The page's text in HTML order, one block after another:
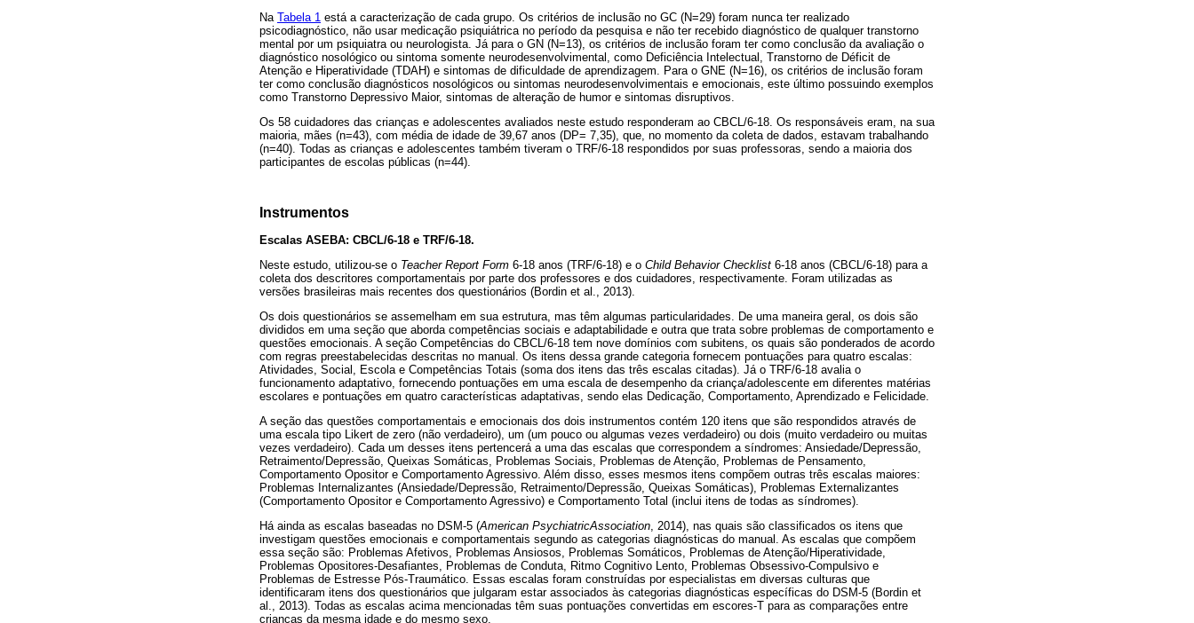
Na Tabela 1 está a caracterização de cada grupo. Os critérios de inclusão no GC (N=29) foram nunca ter realizado
psicodiagnóstico, não usar medicação psiquiátrica no período da pesquisa e não ter recebido diagnóstico de qualquer transtorno
mental por um psiquiatra ou neurologista. Já para o GN (N=13), os critérios de inclusão foram ter como conclusão da avaliação o
diagnóstico nosológico ou sintoma somente neurodesenvolvimental, como Deficiência Intelectual, Transtorno de Déficit de
Atenção e Hiperatividade (TDAH) e sintomas de dificuldade de aprendizagem. Para o GNE (N=16), os critérios de inclusão foram
ter como conclusão diagnósticos nosológicos ou sintomas neurodesenvolvimentais e emocionais, este último possuindo exemplos
como Transtorno Depressivo Maior, sintomas de alteração de humor e sintomas disruptivos.
Os 58 cuidadores das crianças e adolescentes avaliados neste estudo responderam ao CBCL/6-18. Os responsáveis eram, na sua
maioria, mães (n=43), com média de idade de 39,67 anos (DP= 7,35), que, no momento da coleta de dados, estavam trabalhando
(n=40). Todas as crianças e adolescentes também tiveram o TRF/6-18 respondidos por suas professoras, sendo a maioria dos
participantes de escolas públicas (n=44).
Instrumentos
Escalas ASEBA: CBCL/6-18 e TRF/6-18.
Neste estudo, utilizou-se o Teacher Report Form 6-18 anos (TRF/6-18) e o Child Behavior Checklist 6-18 anos (CBCL/6-18) para a
coleta dos descritores comportamentais por parte dos professores e dos cuidadores, respectivamente. Foram utilizadas as
versões brasileiras mais recentes dos questionários (Bordin et al., 2013).
Os dois questionários se assemelham em sua estrutura, mas têm algumas particularidades. De uma maneira geral, os dois são
divididos em uma seção que aborda competências sociais e adaptabilidade e outra que trata sobre problemas de comportamento e
questões emocionais. A seção Competências do CBCL/6-18 tem nove domínios com subitens, os quais são ponderados de acordo
com regras preestabelecidas descritas no manual. Os itens dessa grande categoria fornecem pontuações para quatro escalas:
Atividades, Social, Escola e Competências Totais (soma dos itens das três escalas citadas). Já o TRF/6-18 avalia o
funcionamento adaptativo, fornecendo pontuações em uma escala de desempenho da criança/adolescente em diferentes matérias
escolares e pontuações em quatro características adaptativas, sendo elas Dedicação, Comportamento, Aprendizado e Felicidade.
A seção das questões comportamentais e emocionais dos dois instrumentos contém 120 itens que são respondidos através de
uma escala tipo Likert de zero (não verdadeiro), um (um pouco ou algumas vezes verdadeiro) ou dois (muito verdadeiro ou muitas
vezes verdadeiro). Cada um desses itens pertencerá a uma das escalas que correspondem a síndromes: Ansiedade/Depressão,
Retraimento/Depressão, Queixas Somáticas, Problemas Sociais, Problemas de Atenção, Problemas de Pensamento,
Comportamento Opositor e Comportamento Agressivo. Além disso, esses mesmos itens compõem outras três escalas maiores:
Problemas Internalizantes (Ansiedade/Depressão, Retraimento/Depressão, Queixas Somáticas), Problemas Externalizantes
(Comportamento Opositor e Comportamento Agressivo) e Comportamento Total (inclui itens de todas as síndromes).
Há ainda as escalas baseadas no DSM-5 (American PsychiatricAssociation, 2014), nas quais são classificados os itens que
investigam questões emocionais e comportamentais segundo as categorias diagnósticas do manual. As escalas que compõem
essa seção são: Problemas Afetivos, Problemas Ansiosos, Problemas Somáticos, Problemas de Atenção/Hiperatividade,
Problemas Opositores-Desafiantes, Problemas de Conduta, Ritmo Cognitivo Lento, Problemas Obsessivo-Compulsivo e
Problemas de Estresse Pós-Traumático. Essas escalas foram construídas por especialistas em diversas culturas que
identificaram itens dos questionários que julgaram estar associados às categorias diagnósticas específicas do DSM-5 (Bordin et
al., 2013). Todas as escalas acima mencionadas têm suas pontuações convertidas em escores-T para as comparações entre
crianças da mesma idade e do mesmo sexo.